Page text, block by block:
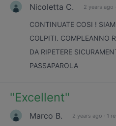
Nicoletta C. 2 years ago ·
CONTINUATE COSI !
COLPITI. COMPLEANNO
DA RIPETERE
PASSAPAROLA
"Excellent"
Marco B. 2 years ago · 1